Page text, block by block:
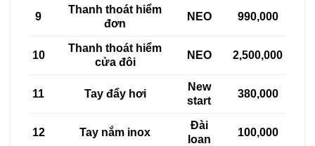
9
Thanh thoát hiểm
đơn
NEO 990,000
10
Thanh thoát hiểm
cửa đôi
NEO 2,500,000
11 Tay đẩy hơi
New
start
380,000
12 Tay nắm inox
Đài
loan
100,000